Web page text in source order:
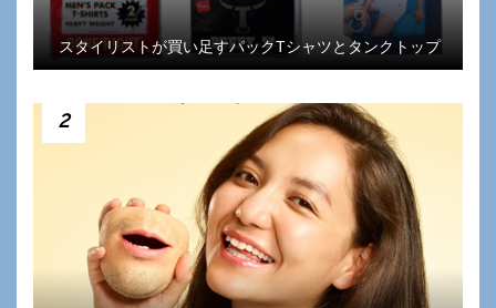
スタイリストが買い足すパックTシャツとタンクトップ
2